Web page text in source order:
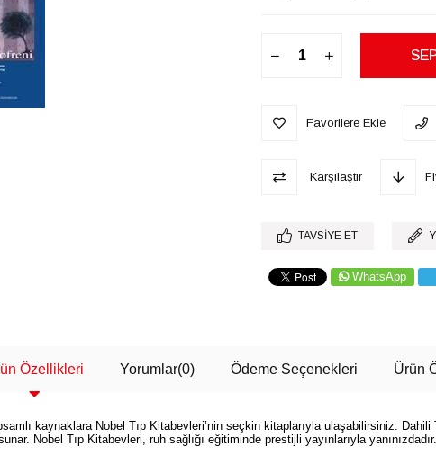
Favorilere Ekle
Karşılaştır
TAVSIYE ET
WhatsApp
Özellikleri Yorumlar(0) Ödeme Seçenekleri Ürün
kaynaklara Nobel Tıp Kitabevleri’nin seçkin kitaplarıyla ulaşabilirsiniz.
Nobel Tıp Kitabevleri, ruh sağlığı eğitiminde prestijli yayınlarıyla yanınızdadır.